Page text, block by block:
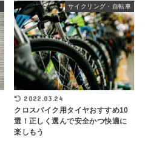
サイクリング・自転車
2022.03.24
クロスバイク用タイヤおすすめ10
選！正しく選んで安全かつ快適に
楽しもう